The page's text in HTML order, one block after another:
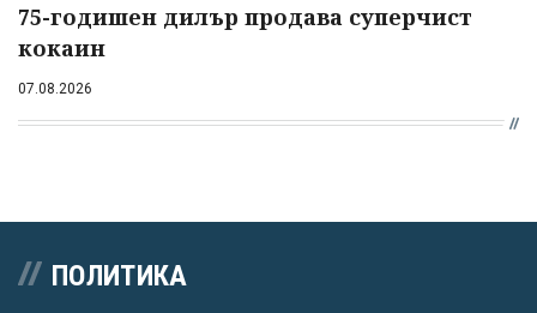
75-годишен дилър продава суперчист
кокаин
07.08.2026
ПОЛИТИКА